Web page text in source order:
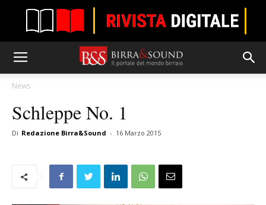
News
Schleppe No. 1
Di Redazione Birra&Sound - 16 Marzo 2015